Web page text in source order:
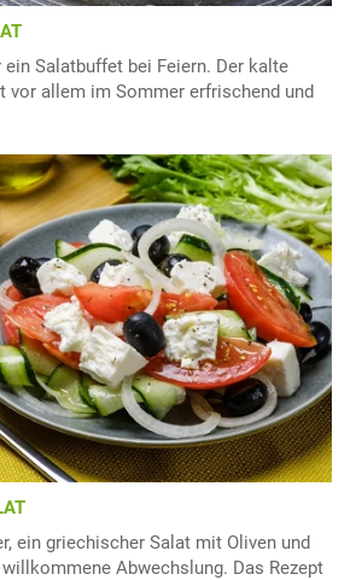
Salatbuffet bei Feiern. Der kalte
vor allem im Sommer erfrischend und
ein griechischer Salat mit Oliven und
Abwechslung. Das Rezept